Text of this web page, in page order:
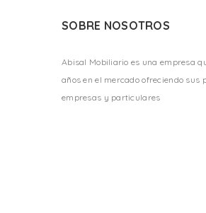
SOBRE NOSOTROS
Abisal Mobiliario es una empresa
años en el mercado ofreciendo sus
empresas y particulares